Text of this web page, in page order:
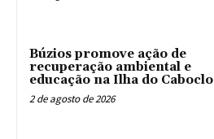
Búzios promove ação de
recuperação ambiental e
educação na Ilha do Caboclo
2 de agosto de 2026